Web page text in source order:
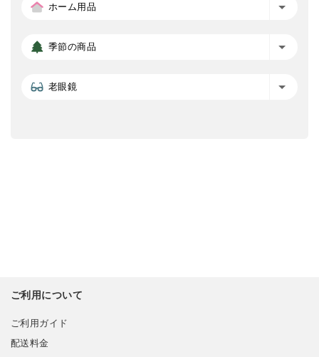
ホーム用品
季節の商品
老眼鏡
ご利用について
ご利用ガイド
配送料金